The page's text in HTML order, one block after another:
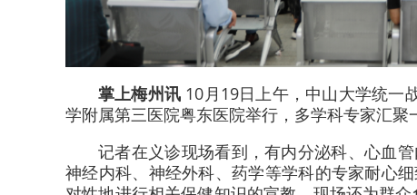
掌上梅州讯 10月19日上午，中山大学统一
学附属第三医院粤东医院举行，多学科专家汇聚
记者在义诊现场看到，有内分泌科、心血
神经内科、神经外科、药学等学科的专家耐心